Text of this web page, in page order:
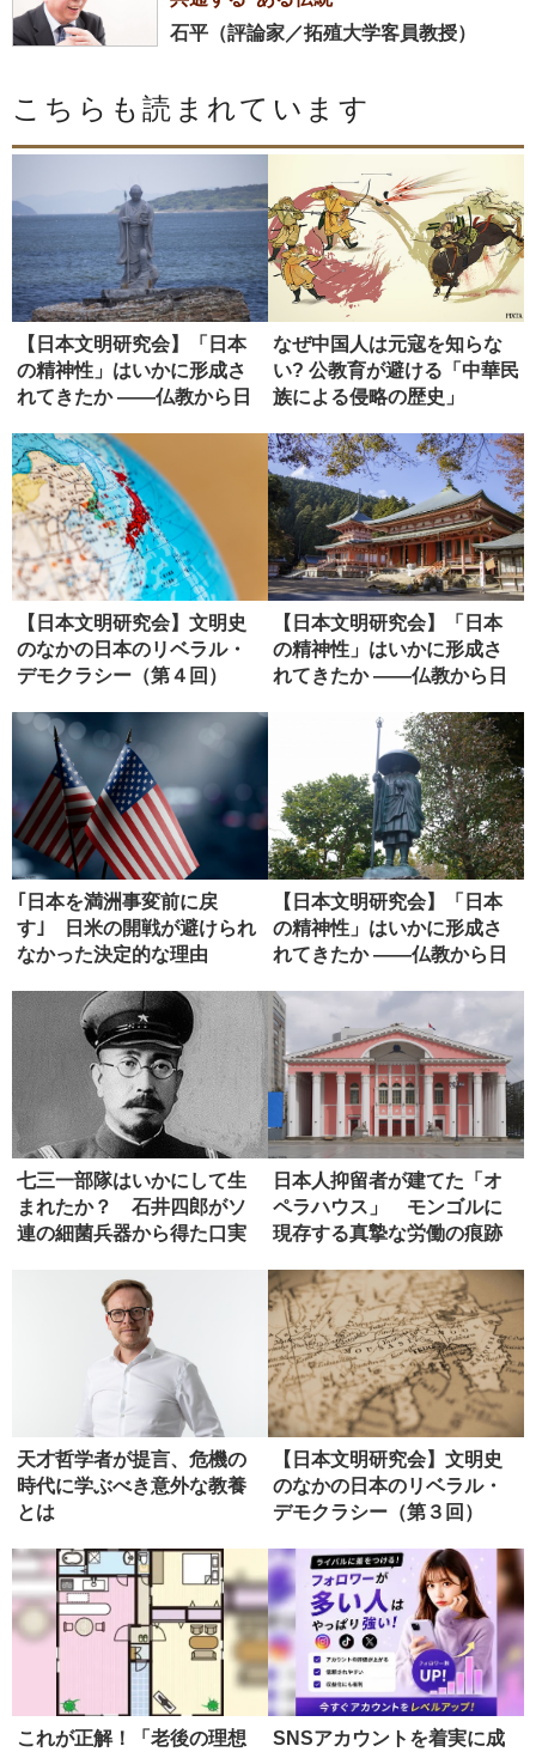
石平（評論家／拓殖大学客員教授）
こちらも読まれています
【日本文明研究会】「日本
の精神性」はいかに形成さ
れてきたか ――仏教から日
なぜ中国人は元寇を知らな
い? 公教育が避ける「中華民
族による侵略の歴史」
【日本文明研究会】文明史
のなかの日本のリベラル・
デモクラシー（第４回）
【日本文明研究会】「日本
の精神性」はいかに形成さ
れてきたか ――仏教から日
｢日本を満洲事変前に戻
す｣ 日米の開戦が避けられ
なかった決定的な理由
【日本文明研究会】「日本
の精神性」はいかに形成さ
れてきたか ――仏教から日
七三一部隊はいかにして生
まれたか？ 石井四郎がソ
連の細菌兵器から得た口実
日本人抑留者が建てた「オ
ペラハウス」 モンゴルに
現存する真摯な労働の痕跡
天才哲学者が提言、危機の
時代に学ぶべき意外な教養
とは
【日本文明研究会】文明史
のなかの日本のリベラル・
デモクラシー（第３回）
これが正解！「老後の理想
SNSアカウントを着実に成